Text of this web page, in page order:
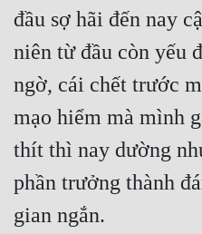
Nữ Cường
Nữ Phụ
Phong Thủy - Tâm Linh
Phương Tây
Phản Phái
Quan Trường
Quân Sự
đầu sợ hãi đến nay
niên từ đầu còn yếu
ngờ, cái chết trước
mạo hiểm mà mình
thít thì nay dường
phần trưởng thành
gian ngắn.